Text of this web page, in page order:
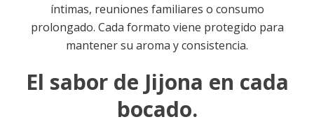
íntimas, reuniones familiares o consumo
prolongado. Cada formato viene protegido para
mantener su aroma y consistencia.
El sabor de Jijona en cada
bocado.